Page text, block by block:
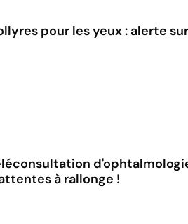
pour les yeux : alerte
à rallonge !